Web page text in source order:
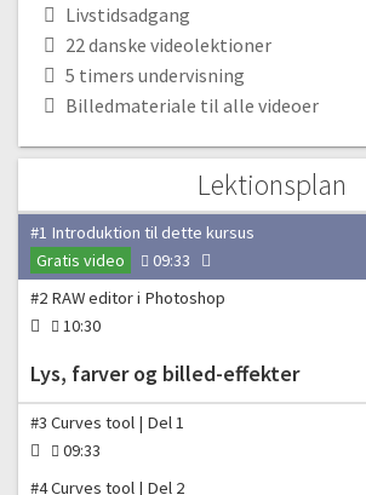
Livstidsadgang
22 danske videolektioner
5 timers undervisning
Billedmateriale til alle videoer
Lektionsplan
Introduktion til kurset og RAW editor
#1 Introduktion til dette kursus
Gratis video
09:33
#2 RAW editor i Photoshop
10:30
Lys, farver og billed-effekter
#3 Curves tool | Del 1
09:33
#4 Curves tool | Del 2